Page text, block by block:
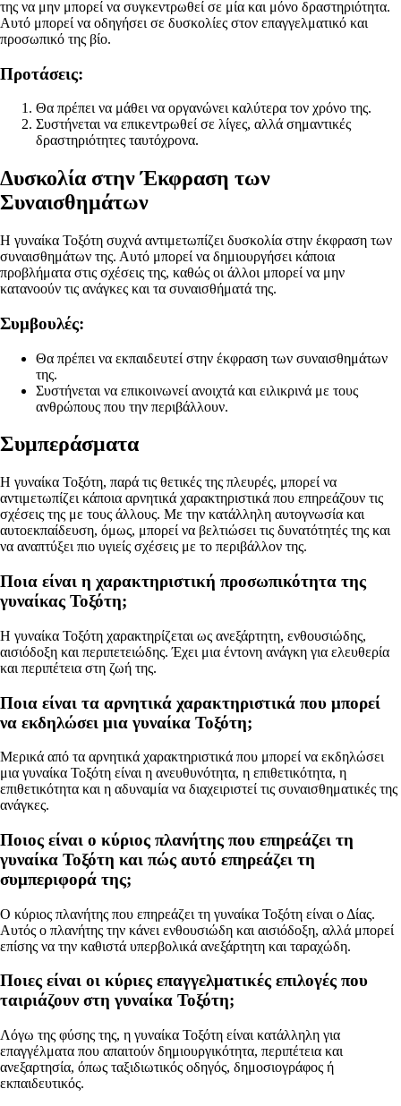
της να μην μπορεί να συγκεντρωθεί σε μία και μόνο δραστηριότητα.
Αυτό μπορεί να οδηγήσει σε δυσκολίες στον επαγγελματικό και
προσωπικό της βίο.
Προτάσεις:
Θα πρέπει να μάθει να οργανώνει καλύτερα τον χρόνο της.
Συστήνεται να επικεντρωθεί σε λίγες, αλλά σημαντικές
δραστηριότητες ταυτόχρονα.
Δυσκολία στην Έκφραση των
Συναισθημάτων
Η γυναίκα Τοξότη συχνά αντιμετωπίζει δυσκολία στην έκφραση των
συναισθημάτων της. Αυτό μπορεί να δημιουργήσει κάποια
προβλήματα στις σχέσεις της, καθώς οι άλλοι μπορεί να μην
κατανοούν τις ανάγκες και τα συναισθήματά της.
Συμβουλές:
Θα πρέπει να εκπαιδευτεί στην έκφραση των συναισθημάτων
της.
Συστήνεται να επικοινωνεί ανοιχτά και ειλικρινά με τους
ανθρώπους που την περιβάλλουν.
Συμπεράσματα
Η γυναίκα Τοξότη, παρά τις θετικές της πλευρές, μπορεί να
αντιμετωπίζει κάποια αρνητικά χαρακτηριστικά που επηρεάζουν τις
σχέσεις της με τους άλλους. Με την κατάλληλη αυτογνωσία και
αυτοεκπαίδευση, όμως, μπορεί να βελτιώσει τις δυνατότητές της και
να αναπτύξει πιο υγιείς σχέσεις με το περιβάλλον της.
Ποια είναι η χαρακτηριστική προσωπικότητα της
γυναίκας Τοξότη;
Η γυναίκα Τοξότη χαρακτηρίζεται ως ανεξάρτητη, ενθουσιώδης,
αισιόδοξη και περιπετειώδης. Έχει μια έντονη ανάγκη για ελευθερία
και περιπέτεια στη ζωή της.
Ποια είναι τα αρνητικά χαρακτηριστικά που μπορεί
να εκδηλώσει μια γυναίκα Τοξότη;
Μερικά από τα αρνητικά χαρακτηριστικά που μπορεί να εκδηλώσει
μια γυναίκα Τοξότη είναι η ανευθυνότητα, η επιθετικότητα, η
επιθετικότητα και η αδυναμία να διαχειριστεί τις συναισθηματικές της
ανάγκες.
Ποιος είναι ο κύριος πλανήτης που επηρεάζει τη
γυναίκα Τοξότη και πώς αυτό επηρεάζει τη
συμπεριφορά της;
Ο κύριος πλανήτης που επηρεάζει τη γυναίκα Τοξότη είναι ο Δίας.
Αυτός ο πλανήτης την κάνει ενθουσιώδη και αισιόδοξη, αλλά μπορεί
επίσης να την καθιστά υπερβολικά ανεξάρτητη και ταραχώδη.
Ποιες είναι οι κύριες επαγγελματικές επιλογές που
ταιριάζουν στη γυναίκα Τοξότη;
Λόγω της φύσης της, η γυναίκα Τοξότη είναι κατάλληλη για
επαγγέλματα που απαιτούν δημιουργικότητα, περιπέτεια και
ανεξαρτησία, όπως ταξιδιωτικός οδηγός, δημοσιογράφος ή
εκπαιδευτικός.